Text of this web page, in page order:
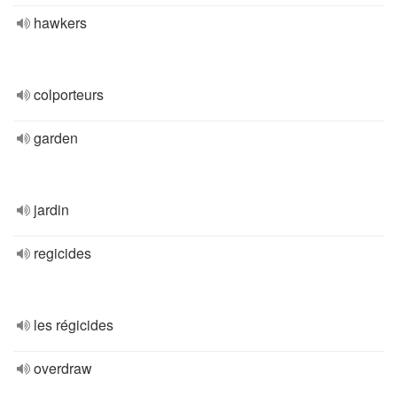
hawkers
colporteurs
garden
jardin
regicides
les régicides
overdraw